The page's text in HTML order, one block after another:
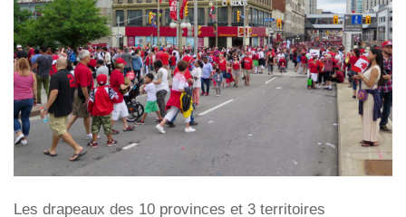
Les drapeaux des 10 provinces et 3 territoires